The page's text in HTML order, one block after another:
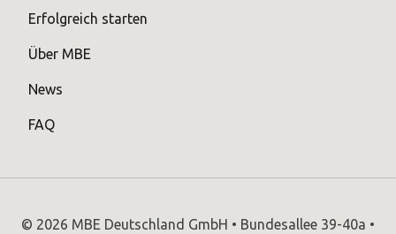
Erfolgreich starten
Über MBE
News
FAQ
© 2026 MBE Deutschland GmbH • Bundesallee 39-40a •